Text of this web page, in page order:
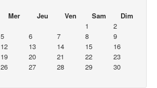
Mer Jeu Ven Sam
Dim
1
2
5 6 7 8
9
12 13 14 15
16
19 20 21 22
23
26 27 28 29
30